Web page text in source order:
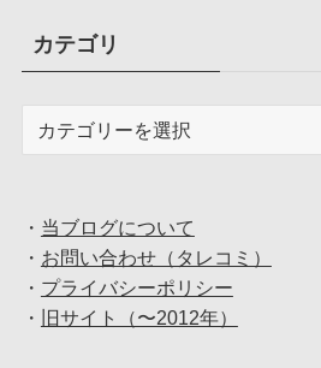
ブカテゴリ
・ 当ブログについて
・ お問い合わせ（タレコミ）
・ プライバシーポリシー
・
旧サイト（〜2012年）